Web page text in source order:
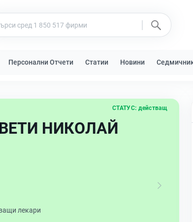
Персонални Отчети Статии Новини
НИКОЛАЙ
СТАТУС: действащ
лекари